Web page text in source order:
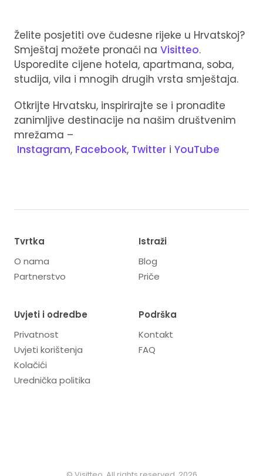
Želite posjetiti ove čudesne rijeke u Hrvatskoj?
Smještaj možete pronaći na Visitteo.
Usporedite cijene hotela, apartmana, soba,
studija, vila i mnogih drugih vrsta smještaja.
Otkrijte Hrvatsku, inspirirajte se i pronađite
zanimljive destinacije na našim društvenim
mrežama –
Instagram, Facebook, Twitter i YouTube
Tvrtka
O nama
Partnerstvo
Istraži
Blog
Priče
Uvjeti i odredbe
Privatnost
Uvjeti korištenja
Kolačići
Urednička politika
Podrška
Kontakt
FAQ